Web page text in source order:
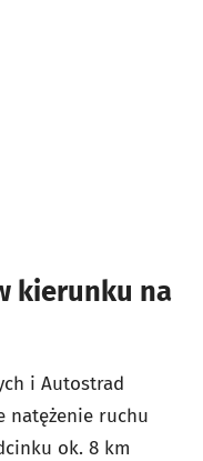
kierunku na
i Autostrad
natężenie ruchu
ok. 8 km